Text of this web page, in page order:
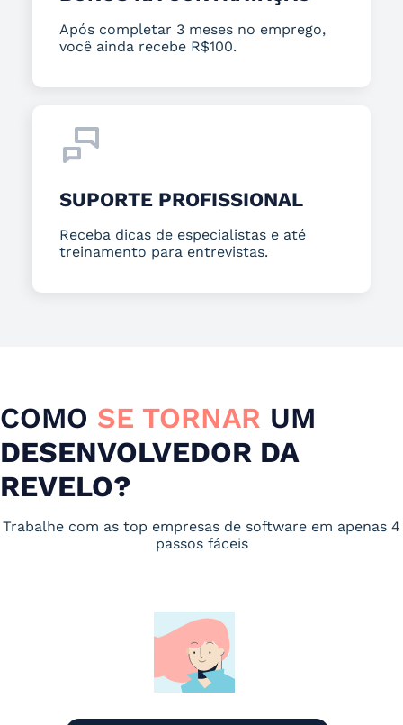
Após completar 3 meses no emprego,
você ainda recebe R$100.
SUPORTE PROFISSIONAL
Receba dicas de especialistas e até
treinamento para entrevistas.
COMO SE TORNAR UM
DESENVOLVEDOR DA
REVELO?
Trabalhe com as top empresas de software em apenas 4
passos fáceis